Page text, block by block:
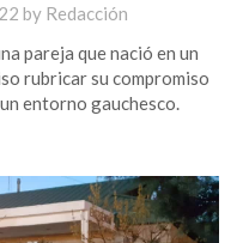
by Redacción
pareja que nació en un
rubricar su compromiso
entorno gauchesco.